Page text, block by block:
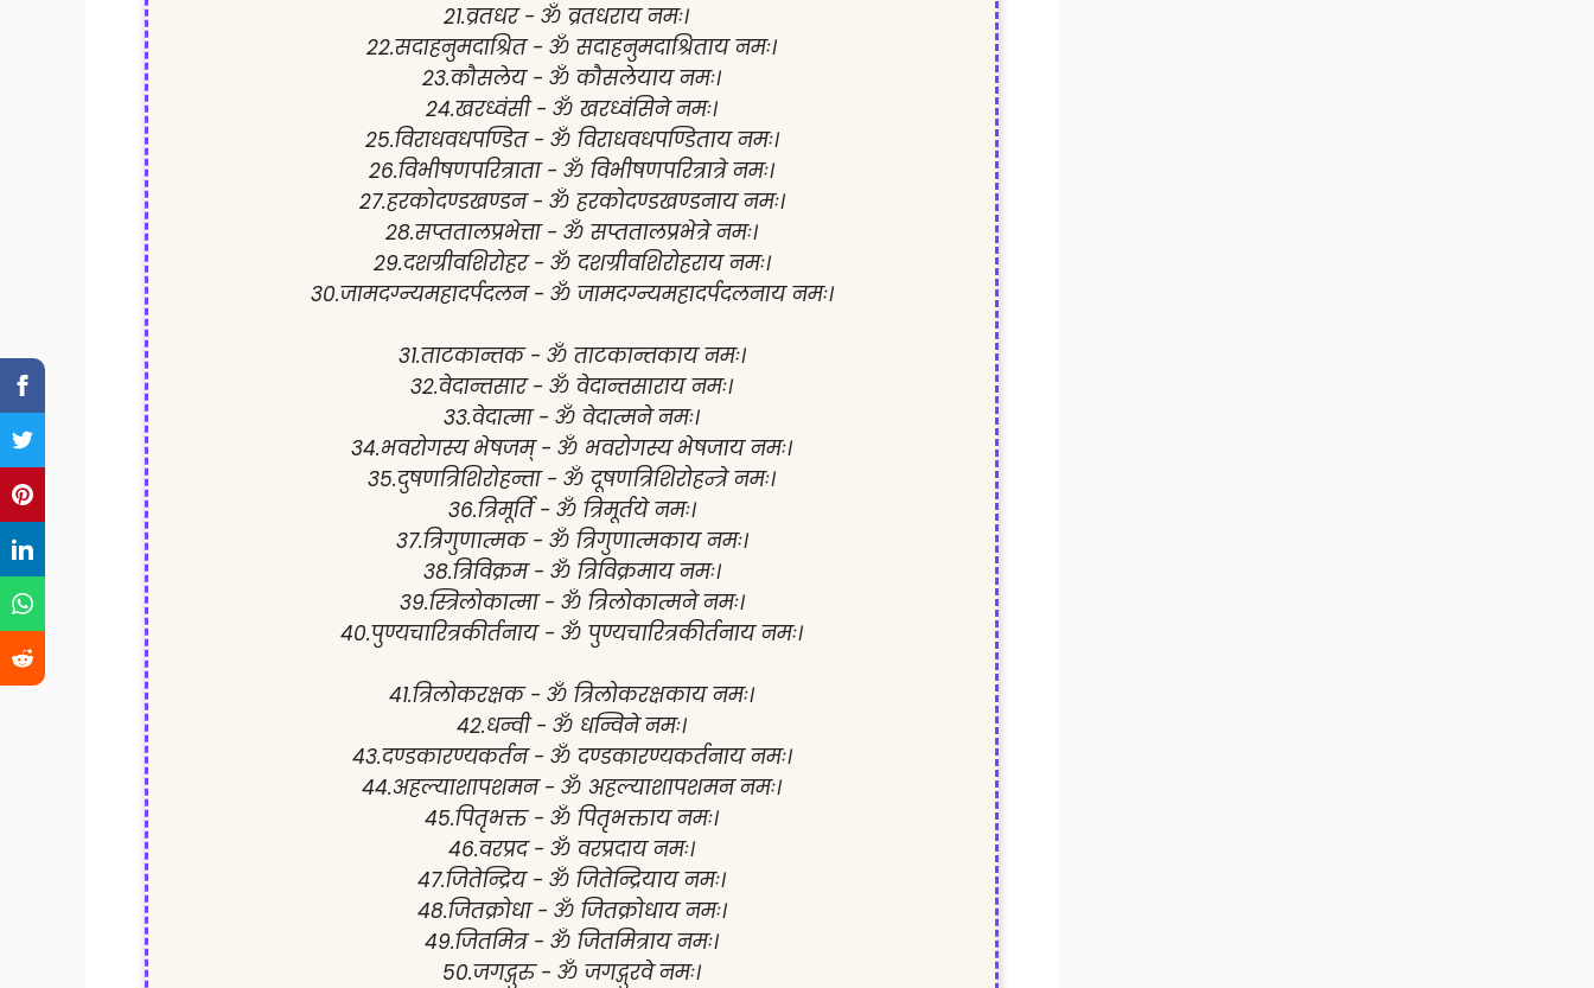
21.व्रतधर - ॐ व्रतधराय नमः।
22.सदाहनुमदाश्रित - ॐ सदाहनुमदाश्रिताय नमः।
23.कौसलेय - ॐ कौसलेयाय नमः।
24.खरध्वंसी - ॐ खरध्वंसिने नमः।
25.विराधवधपण्डित - ॐ विराधवधपण्डिताय नमः।
26.विभीषणपरित्राता - ॐ विभीषणपरित्रात्रे नमः।
27.हरकोदण्डखण्डन - ॐ हरकोदण्डखण्डनाय नमः।
28.सप्ततालप्रभेत्ता - ॐ सप्ततालप्रभेत्रे नमः।
29.दशग्रीवशिरोहर - ॐ दशग्रीवशिरोहराय नमः।
30.जामदग्न्यमहादर्पदलन - ॐ जामदग्न्यमहादर्पदलनाय नमः।
31.ताटकान्तक - ॐ ताटकान्तकाय नमः।
32.वेदान्तसार - ॐ वेदान्तसाराय नमः।
33.वेदात्मा - ॐ वेदात्मने नमः।
34.भवरोगस्य भेषजम् - ॐ भवरोगस्य भेषजाय नमः।
35.दुषणत्रिशिरोहन्ता - ॐ दूषणत्रिशिरोहन्त्रे नमः।
36.त्रिमूर्ति - ॐ त्रिमूर्तये नमः।
37.त्रिगुणात्मक - ॐ त्रिगुणात्मकाय नमः।
38.त्रिविक्रम - ॐ त्रिविक्रमाय नमः।
39.स्त्रिलोकात्मा - ॐ त्रिलोकात्मने नमः।
40.पुण्यचारित्रकीर्तनाय - ॐ पुण्यचारित्रकीर्तनाय नमः।
41.त्रिलोकरक्षक - ॐ त्रिलोकरक्षकाय नमः।
42.धन्वी - ॐ धन्विने नमः।
43.दण्डकारण्यकर्तन - ॐ दण्डकारण्यकर्तनाय नमः।
44.अहल्याशापशमन - ॐ अहल्याशापशमन नमः।
45.पितृभक्त - ॐ पितृभक्ताय नमः।
46.वरप्रद - ॐ वरप्रदाय नमः।
47.जितेन्द्रिय - ॐ जितेन्द्रियाय नमः।
48.जितक्रोधा - ॐ जितक्रोधाय नमः।
49.जितमित्र - ॐ जितमित्राय नमः।
50.जगद्गुरु - ॐ जगद्गुरवे नमः।